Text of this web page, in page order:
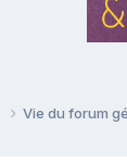
Vie du forum